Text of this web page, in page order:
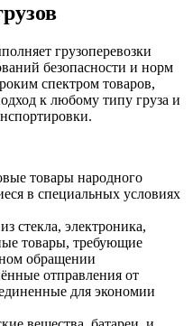
грузоперевозки
безопасности и норм
спектром товаров,
к любому типу груза и
товары народного
в специальных условиях
стекла, электроника,
товары, требующие
обращении
отправления от
для экономии